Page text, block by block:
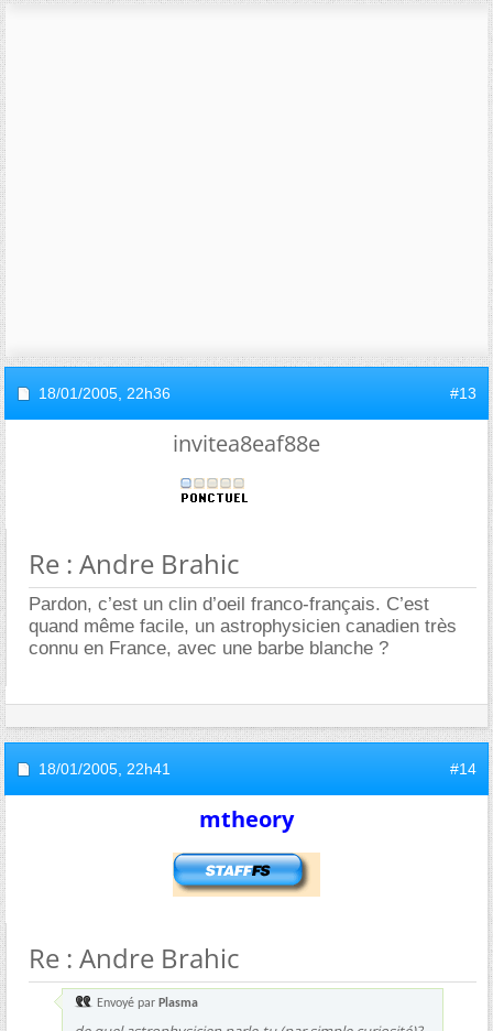
18/01/2005, 22h36 #13
invitea8eaf88e
Re : Andre Brahic
Pardon, c’est un clin d’oeil franco-français. C’est
quand même facile, un astrophysicien canadien très
connu en France, avec une barbe blanche ?
18/01/2005, 22h41 #14
mtheory
Re : Andre Brahic
Envoyé par Plasma